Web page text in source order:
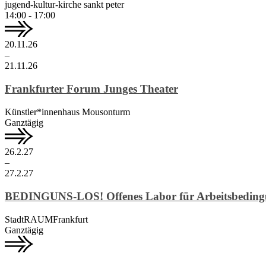
jugend-kultur-kirche sankt peter
14:00 - 17:00
20.11.26
–
21.11.26
Frankfurter Forum Junges Theater
Künstler*innenhaus Mousonturm
Ganztägig
26.2.27
–
27.2.27
BEDINGUNS-LOS! Offenes Labor für
StadtRAUMFrankfurt
Ganztägig